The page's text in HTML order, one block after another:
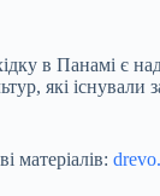
в Панамі є
які
матеріалів: